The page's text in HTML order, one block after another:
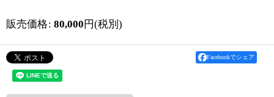
販売価格: 80,000 円(税別)
Facebookでシェア